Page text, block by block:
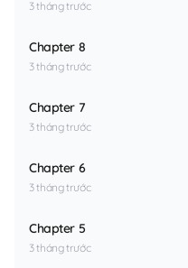
3 tháng trước
Chapter 8
3 tháng trước
Chapter 7
3 tháng trước
Chapter 6
3 tháng trước
Chapter 5
3 tháng trước